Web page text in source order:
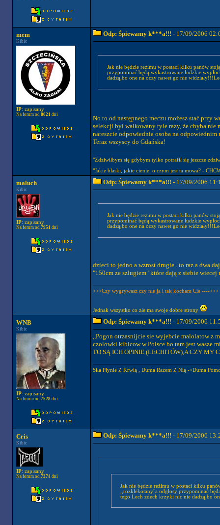
mem
Kibic
IP: zapisany
Na forum od 8021 dni
Odp: Śpiewamy k***a!!! - 17/09/2006
Jak nie będzie reżimu w postaci kilku panów
przypominać będą wykastrowane ludzkie
dadzą,bo one na oczy nawet go nie
No to od następnego meczu możesz stać przy
selekcji był wałkowany tyle razy, że chyba
nareszcie odpowiednia osoba na odpowiednim
Teraz wszyscy do Gdańska!
"Zdziwiłbym się gdybym tylko potrafił się jeszcze
"Jakie blaski, jakie cienie, o czym jest ta mowa? -
maluch
Kibic
IP: zapisany
Na forum od 7951 dni
Odp: Śpiewamy k***a!!! - 17/09/2006
Jak nie będzie reżimu w postaci kilku panów
przypominać będą wykastrowane ludzkie
dadzą,bo one na oczy nawet go nie
dzieci to jedno a wzrost drugie...to raz a dwa
"150cm ze szlugiem" które dają z siebie
>>>Czy wygrywasz czy nie ja i tak kocham Cie ---->>>
Jednak wszystko co złe ma swoje dobre strony
WNB
Kibic
IP: zapisany
Na forum od 7528dni
Odp: Śpiewamy k***a!!! - 17/09/2006
,,Pogon otrzasnijcie sie wyjebcie malolatow z
czolowki kibicow w Polsce bo tam jest wasze
TO SĄ ICH OPINIE (LECHITÓW),A CZY MY
Siła Płynie Z Krwią , Duma Razem Z Nią ->Duma
Cris
Kibic
IP: zapisany
Na forum od 7374dni
Odp: Śpiewamy k***a!!! - 17/09/2006
Jak nie będzie reżimu w postaci kilku
,,rozklekotany"a odgłosy przypominać
tego Lech zdech krzyki nic nie dadzą,bo